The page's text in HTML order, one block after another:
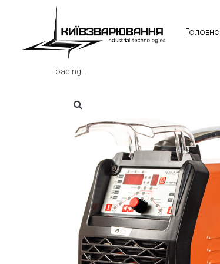
Головна
Loading...
Головна
Каталог товарів
Доставка та оплата
Повернення та обмін